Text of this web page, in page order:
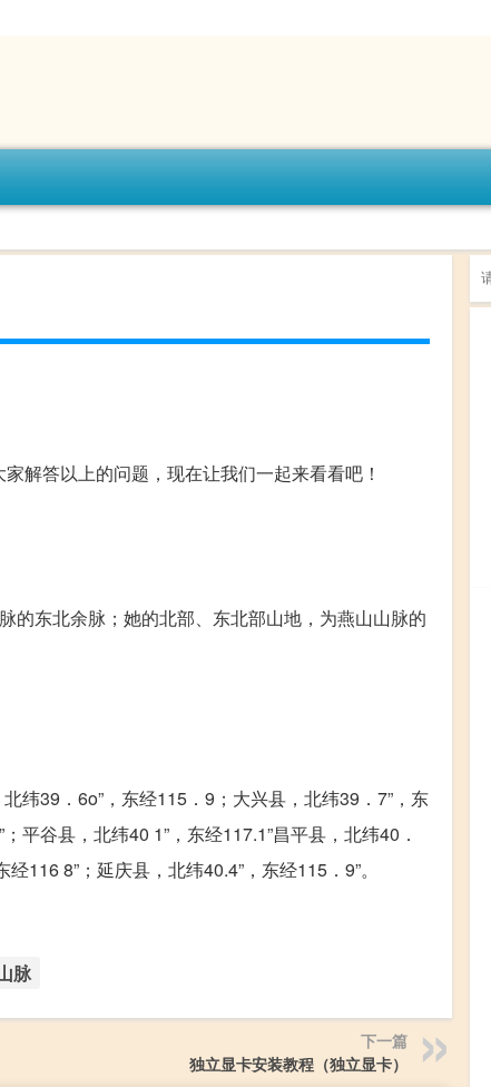
解答以上的问题，现在让我们一起来看看吧！
的东北余脉；她的北部、东北部山地，为燕山山脉的
纬39．6o”，东经115．9；大兴县，北纬39．7”，东
平谷县，北纬40 1”，东经117.1”昌平县，北纬40．
116 8”；延庆县，北纬40.4”，东经115．9”。
脉
下一篇
独立显卡安装教程（独立显卡）